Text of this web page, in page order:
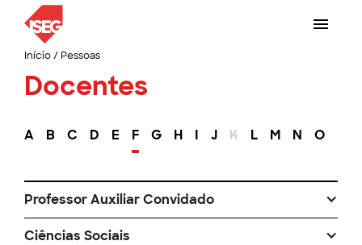
Início/ Pessoas
Docentes
A B C D E F G H I J K L M N O
Professor Auxiliar Convidado
Ciências Sociais